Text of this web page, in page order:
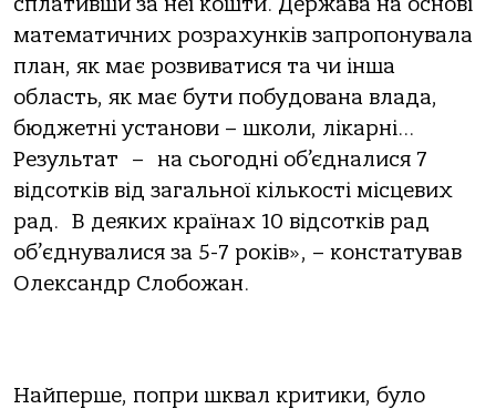
математичних розрахунків запропонувала
план, як має розвиватися та чи інша
область, як має бути побудована влада,
бюджетні установи – школи, лікарні…
Результат – на сьогодні об’єдналися 7
відсотків від загальної кількості місцевих
рад. В деяких країнах 10 відсотків рад
об’єднувалися за 5-7 років», – констатував
Олександр Слобожан.
Найперше, попри шквал критики, було